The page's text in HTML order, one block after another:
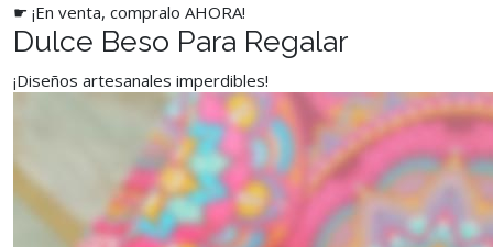
☛ ¡En venta, compralo AHORA!
Dulce Beso Para Regalar
¡Diseños artesanales imperdibles!